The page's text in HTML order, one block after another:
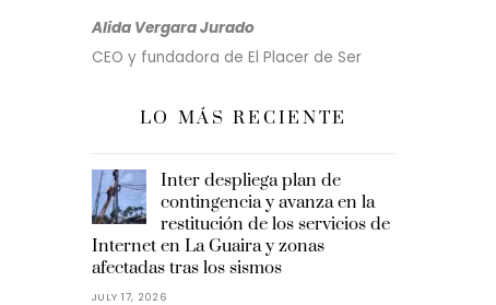
Alida Vergara Jurado
CEO y fundadora de El Placer de Ser
LO MÁS RECIENTE
Inter despliega plan de
contingencia y avanza en la
restitución de los servicios de
Internet en La Guaira y zonas
afectadas tras los sismos
JULY 17, 2026